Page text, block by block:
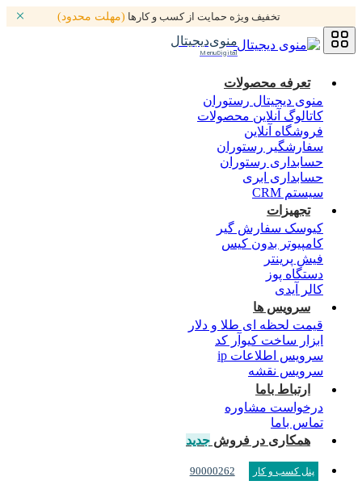
تخفیف ویژه حمایت از کسب و کارها (مهلت محدود)
منوی‌دیجیتال
MenuDigital
تعرفه محصولات
منوی دیجیتال رستوران
کاتالوگ آنلاین محصولات
فروشگاه آنلاین
سفارشگیر رستوران
حسابداری رستوران
حسابداری ابری
سیستم CRM
تجهیزات
کیوسک سفارش گیر
کامپیوتر بدون کیس
فیش پرینتر
دستگاه پوز
کالر آیدی
سرویس ها
قیمت لحظه ای طلا و دلار
ابزار ساخت کیوآر کد
سرویس اطلاعات ip
سرویس نقشه
ارتباط باما
درخواست مشاوره
تماس باما
همکاری در فروش جدید
پنل کسب و کار 90000262